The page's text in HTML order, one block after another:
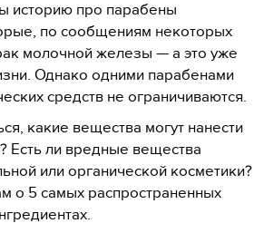
историю про парабены
по сообщениям некоторых
молочной железы — а это уже
Однако одними парабенами
средств не ограничиваются.
какие вещества могут нанести
Есть ли вредные вещества
или органической косметики?
о 5 самых распространенных